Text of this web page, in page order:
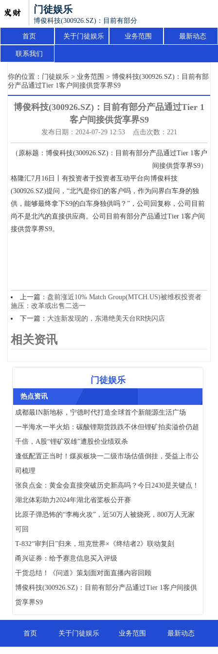
门徒娱乐
博俊科技(300926.SZ)：目前有部分产品通过Tier 1客户间接供
首页 关于门徒娱乐 业务范围 最新动态
联系我们
你的位置： 门徒娱乐 > 业务范围 > 博俊科技(300926.SZ)：目前有部
分产品通过Tier 1客户间接供货享界S9
博俊科技(300926.SZ)：目前有部分产品通过Tier 1
客户间接供货享界S9
发布日期：2024-07-29 12:53 点击次数：221
（原标题：博俊科技(300926.SZ)：目前有部分产品通过Tier 1客户
间接供货享界S9）
格隆汇7月16日丨有投资者于投资者互动平台向博俊科技
(300926.SZ)提问，“北汽是你们的客户吗，作为问界白车身的独
供，能够最终拿下S9的白车身独供吗？”，公司回复称，公司目前
尚不是北汽的直接供应商。公司目前有部分产品通过Tier 1客户间
接供货享界S9。
上一篇： 盘前涨近10% Match Group(MTCH.US)被维权投资者
施压：改革或出售二选一
下一篇： 大连新发现的，东港绝美天台RR快闪店
相关资讯
门徒娱乐
热点资讯
成都最IN新地标，宁德时代打造全球首个新能源生活广场
一半海水一半火焰：碳酸锂期货跌跌不休但锂矿拍卖溢价仍超
千倍，A股“锂矿双雄”遭股价业绩双杀
逢低配置正当时！煤炭板块一二级市场估值倒挂，受益上市公
司梳理
张良点金：黄金会直接突破历史新高吗？今日2430是关键点！
湖北体彩助力2024年湖北省桨板公开赛
比原子弹恐怖的“李梅火攻”，近50万人被烧死，800万人无家
可回
T-832“审判日”归来，坦克世界×《终结者2》联动复刻
甬兴证券：给予赛意信息买入评级
干货总结！《问道》策划面对面直播内容回顾
博俊科技(300926.SZ)：目前有部分产品通过Tier 1客户间接供
货享界S9
首页 关于门徒娱乐 业务范围 最新动态